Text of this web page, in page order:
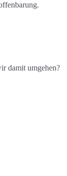
damit umgehen?